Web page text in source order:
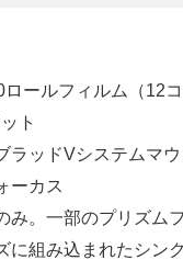
ロールフィルム（12
ト
ラッドVシステムマ
ーカス
み。一部のプリズム
に組み込まれたシン